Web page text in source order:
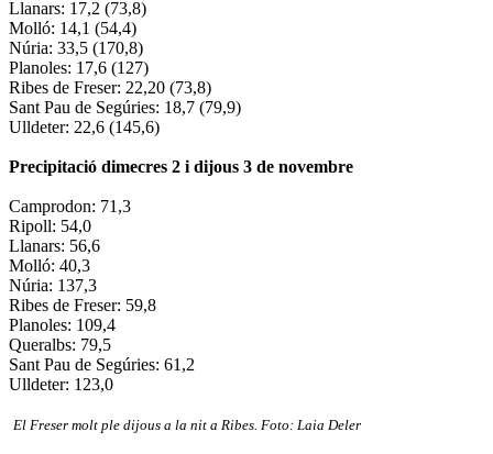
Llanars: 17,2 (73,8)
Molló: 14,1 (54,4)
Núria: 33,5 (170,8)
Planoles: 17,6 (127)
Ribes de Freser: 22,20 (73,8)
Sant Pau de Segúries: 18,7 (79,9)
Ulldeter: 22,6 (145,6)
Precipitació dimecres 2 i dijous 3 de novembre
Camprodon: 71,3
Ripoll: 54,0
Llanars: 56,6
Molló: 40,3
Núria: 137,3
Ribes de Freser: 59,8
Planoles: 109,4
Queralbs: 79,5
Sant Pau de Segúries: 61,2
Ulldeter: 123,0
El Freser molt ple dijous a la nit a Ribes. Foto: Laia Deler